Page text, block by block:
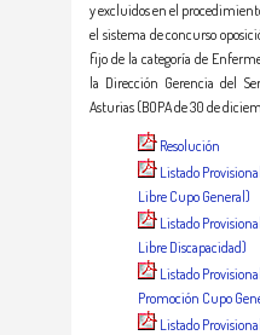
y excluidos en el
el sistema de concurso
fijo de la categoría de
la Dirección Gerencia del
Asturias (BOPA de 30 de
Resolución
Listado
Libre Cupo General)
Listado
Libre Discapacidad)
Listado
Promoción Cupo
Listado